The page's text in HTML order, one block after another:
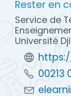
Rester en
Service de
Université
00213